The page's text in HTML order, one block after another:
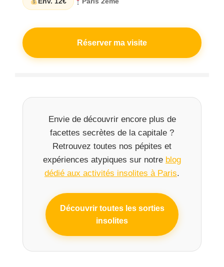
Réserver ma visite
Envie de découvrir encore plus de
facettes secrètes de la capitale ?
Retrouvez toutes nos pépites et
expériences atypiques sur notre blog
dédié aux activités insolites à Paris.
Découvrir toutes les sorties
insolites